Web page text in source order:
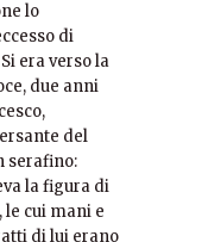
lo
di
era verso la
due anni
del
serafino:
la figura di
le cui mani e
di lui erano